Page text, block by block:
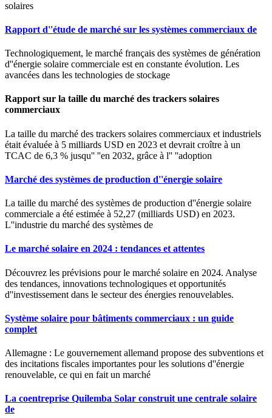
solaires
Rapport d''étude de marché sur les systèmes commerciaux de
Technologiquement, le marché français des systèmes de génération
d''énergie solaire commerciale est en constante évolution. Les
avancées dans les technologies de stockage
Rapport sur la taille du marché des trackers solaires
commerciaux
La taille du marché des trackers solaires commerciaux et industriels
était évaluée à 5 milliards USD en 2023 et devrait croître à un
TCAC de 6,3 % jusqu'' ''en 2032, grâce à l'' ''adoption
Marché des systèmes de production d''énergie solaire
La taille du marché des systèmes de production d''énergie solaire
commerciale a été estimée à 52,27 (milliards USD) en 2023.
L''industrie du marché des systèmes de
Le marché solaire en 2024 : tendances et attentes
Découvrez les prévisions pour le marché solaire en 2024. Analyse
des tendances, innovations technologiques et opportunités
d''investissement dans le secteur des énergies renouvelables.
Système solaire pour bâtiments commerciaux : un guide
complet
Allemagne : Le gouvernement allemand propose des subventions et
des incitations fiscales importantes pour les solutions d''énergie
renouvelable, ce qui en fait un marché
La coentreprise Quilemba Solar construit une centrale solaire
de